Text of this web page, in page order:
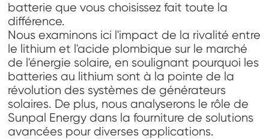
batterie que vous choisissez fait toute la
différence.
Nous examinons ici l'impact de la rivalité entre
le lithium et l'acide plombique sur le marché
de l'énergie solaire, en soulignant pourquoi les
batteries au lithium sont à la pointe de la
révolution des systèmes de générateurs
solaires. De plus, nous analyserons le rôle de
Sunpal Energy dans la fourniture de solutions
avancées pour diverses applications.